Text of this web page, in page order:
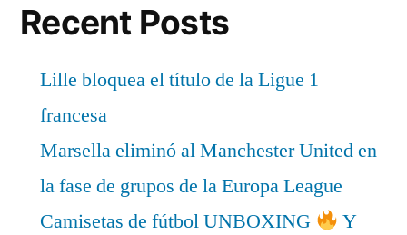
Recent Posts
Lille bloquea el título de la Ligue 1
francesa
Marsella eliminó al Manchester United en
la fase de grupos de la Europa League
Camisetas de fútbol UNBOXING
Y